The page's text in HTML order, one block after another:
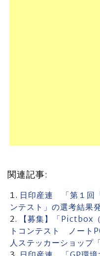
関連記事:
日印産連 「第１回
ンテスト」の選考結
【募集】「Pictbox
トコンテスト ノート
人ステッカーショップ